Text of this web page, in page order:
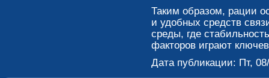
Таким образом, рации
и удобных средств
среды, где
факторов играют
Дата публикации: Пт,